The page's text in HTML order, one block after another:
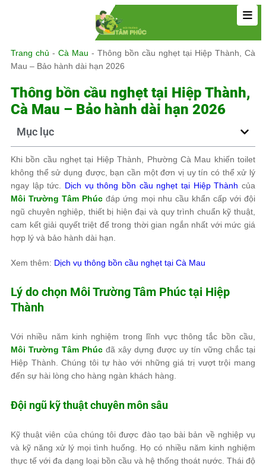
Trang chủ - Cà Mau - Thông bồn cầu nghẹt tại Hiệp Thành, Cà
Mau – Bảo hành dài hạn 2026
Thông bồn cầu nghẹt tại Hiệp Thành,
Cà Mau – Bảo hành dài hạn 2026
Mục lục
Khi bồn cầu nghẹt tại Hiệp Thành, Phường Cà Mau khiến toilet
không thể sử dụng được, bạn cần một đơn vị uy tín có thể xử lý
ngay lập tức. Dịch vụ thông bồn cầu nghẹt tại Hiệp Thành của
Môi Trường Tâm Phúc đáp ứng mọi nhu cầu khẩn cấp với đội
ngũ chuyên nghiệp, thiết bị hiện đại và quy trình chuẩn kỹ thuật,
cam kết giải quyết triệt để trong thời gian ngắn nhất với mức giá
hợp lý và bảo hành dài hạn.
Xem thêm: Dịch vụ thông bồn cầu nghẹt tại Cà Mau
Lý do chọn Môi Trường Tâm Phúc tại Hiệp
Thành
Với nhiều năm kinh nghiệm trong lĩnh vực thông tắc bồn cầu,
Môi Trường Tâm Phúc đã xây dựng được uy tín vững chắc tại
Hiệp Thành. Chúng tôi tự hào với những giá trị vượt trội mang
đến sự hài lòng cho hàng ngàn khách hàng.
Đội ngũ kỹ thuật chuyên môn sâu
Kỹ thuật viên của chúng tôi được đào tạo bài bản về nghiệp vụ
và kỹ năng xử lý mọi tình huống. Họ có nhiều năm kinh nghiệm
thực tế với đa dạng loại bồn cầu và hệ thống thoát nước. Thái độ